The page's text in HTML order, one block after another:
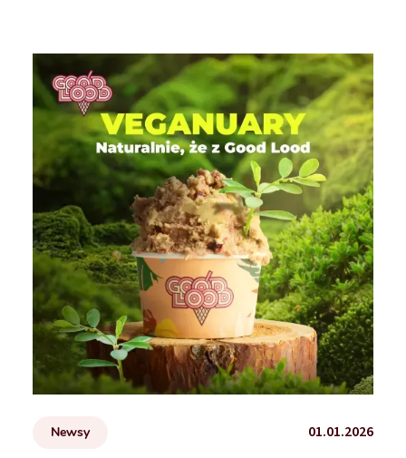
Newsy 01.01.2026